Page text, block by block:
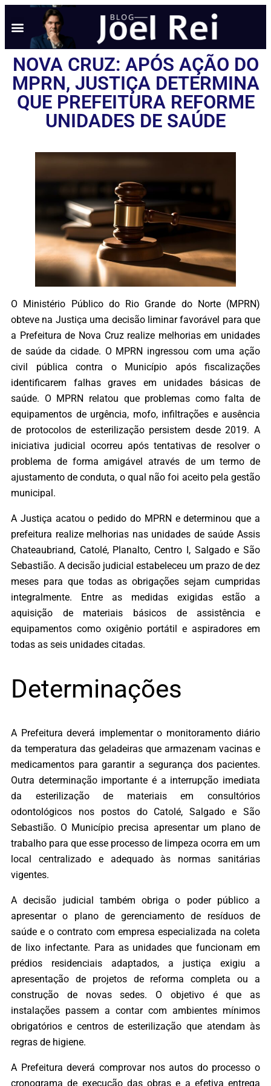
NOVA CRUZ: APÓS AÇÃO DO
MPRN, JUSTIÇA DETERMINA
QUE PREFEITURA REFORME
UNIDADES DE SAÚDE
O Ministério Público do Rio Grande do Norte (MPRN)
obteve na Justiça uma decisão liminar favorável para que
a Prefeitura de Nova Cruz realize melhorias em unidades
de saúde da cidade. O MPRN ingressou com uma ação
civil pública contra o Município após fiscalizações
identificarem falhas graves em unidades básicas de
saúde. O MPRN relatou que problemas como falta de
equipamentos de urgência, mofo, infiltrações e ausência
de protocolos de esterilização persistem desde 2019. A
iniciativa judicial ocorreu após tentativas de resolver o
problema de forma amigável através de um termo de
ajustamento de conduta, o qual não foi aceito pela gestão
municipal.
A Justiça acatou o pedido do MPRN e determinou que a
prefeitura realize melhorias nas unidades de saúde Assis
Chateaubriand, Catolé, Planalto, Centro I, Salgado e São
Sebastião. A decisão judicial estabeleceu um prazo de dez
meses para que todas as obrigações sejam cumpridas
integralmente. Entre as medidas exigidas estão a
aquisição de materiais básicos de assistência e
equipamentos como oxigênio portátil e aspiradores em
todas as seis unidades citadas.
Determinações
A Prefeitura deverá implementar o monitoramento diário
da temperatura das geladeiras que armazenam vacinas e
medicamentos para garantir a segurança dos pacientes.
Outra determinação importante é a interrupção imediata
da esterilização de materiais em consultórios
odontológicos nos postos do Catolé, Salgado e São
Sebastião. O Município precisa apresentar um plano de
trabalho para que esse processo de limpeza ocorra em um
local centralizado e adequado às normas sanitárias
vigentes.
A decisão judicial também obriga o poder público a
apresentar o plano de gerenciamento de resíduos de
saúde e o contrato com empresa especializada na coleta
de lixo infectante. Para as unidades que funcionam em
prédios residenciais adaptados, a justiça exigiu a
apresentação de projetos de reforma completa ou a
construção de novas sedes. O objetivo é que as
instalações passem a contar com ambientes mínimos
obrigatórios e centros de esterilização que atendam às
regras de higiene.
A Prefeitura deverá comprovar nos autos do processo o
cronograma de execução das obras e a efetiva entrega